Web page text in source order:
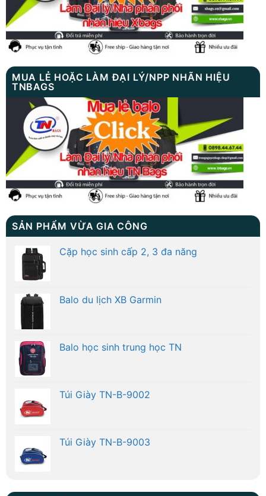
MUA LẺ HOẶC LÀM ĐẠI LÝ/NPP NHÃN HIỆU
TNBAGS
SẢN PHẨM VỪA GIA CÔNG
Cặp học sinh cấp 2, 3 đa năng
Balo du lịch XB Garmin
Balo học sinh trung học TN
Túi Giày TN-B-9002
Túi Giày TN-B-9003